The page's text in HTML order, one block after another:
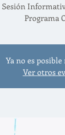
Sesión
Programa
Ya no es
Ver otros